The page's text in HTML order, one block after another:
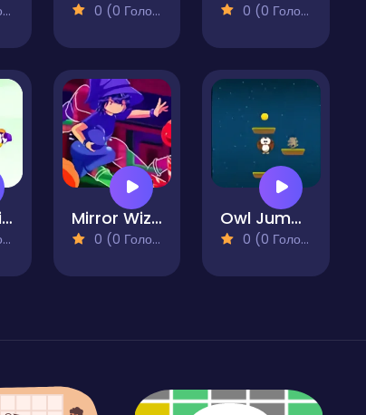
0 (0 Голосів) 0 (0 Голосів)
Eatable Birds Mirror Wizard
0 (0 Голосів)
Owl Jumper
0 (0 Голосів)